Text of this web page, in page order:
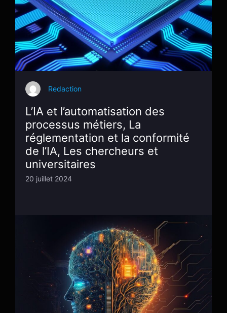
Redaction
L’IA et l’automatisation des
processus métiers, La
réglementation et la conformité
de l’IA, Les chercheurs et
universitaires
20 juillet 2024